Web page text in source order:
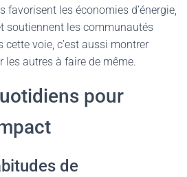
favorisent les économies d’énergie,
soutiennent les communautés
cette voie, c’est aussi montrer
les autres à faire de même.
pour
de